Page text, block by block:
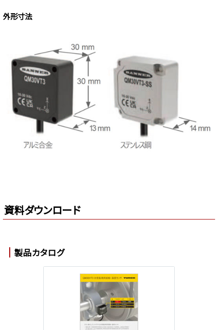
外形寸法
資料ダウンロード
製品カタログ